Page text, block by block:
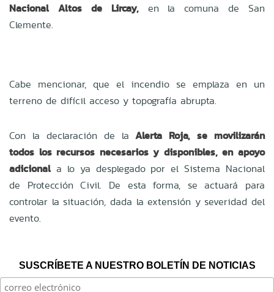
Nacional Altos de Lircay,en la comuna de San
Clemente.
Cabe mencionar, que el incendio se emplaza en un
terreno de difícil acceso y topografía abrupta.
Con la declaración de laAlerta Roja, se movilizarán
todos los recursos necesarios y disponibles, en apoyo
adicional a lo ya desplegado por el Sistema Nacional
de Protección Civil. De esta forma, se actuará para
controlar la situación, dada la extensión y severidad del
evento.
SUSCRÍBETE A NUESTRO BOLETÍN DE NOTICIAS